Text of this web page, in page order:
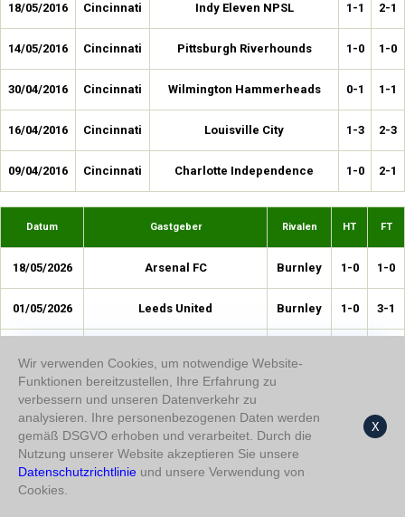
18/05/2016 Cincinnati Indy Eleven NPSL 1-1 2-1
14/05/2016 Cincinnati Pittsburgh Riverhounds 1-0 1-0
30/04/2016 Cincinnati Wilmington Hammerheads 0-1 1-1
16/04/2016 Cincinnati Louisville City 1-3 2-3
09/04/2016 Cincinnati Charlotte Independence 1-0 2-1
Datum Gastgeber Rivalen HT FT
18/05/2026 Arsenal FC Burnley 1-0 1-0
01/05/2026 Leeds United Burnley 1-0 3-1
21/03/2026 Fulham
03/03/2026 Everton Burnley 2-0
21/02/2026 Chelsea Burnley
Wir verwenden Cookies, um notwendige Website-
Funktionen bereitzustellen, Ihre Erfahrung zu
verbessern und unseren Datenverkehr zu
analysieren. Ihre personenbezogenen Daten werden
gemäß DSGVO erhoben und verarbeitet. Durch die
Nutzung unserer Website akzeptieren Sie unsere
Datenschutzrichtlinie und unsere Verwendung von
Cookies.
X